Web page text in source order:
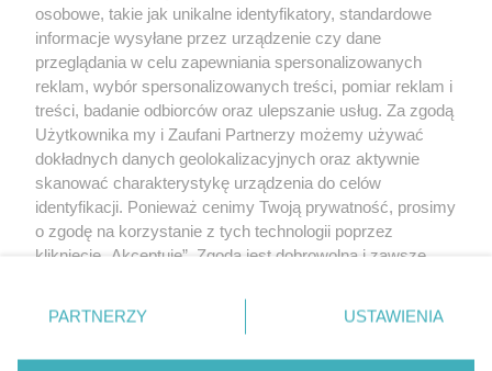
KATEGORIE
OGŁOSZENIA
WYDARZENIA
NA SKRÓTY
osobowe, takie jak unikalne identyfikatory, standardowe
informacje wysyłane przez urządzenie czy dane
przeglądania w celu zapewniania spersonalizowanych
reklam, wybór spersonalizowanych treści, pomiar reklam i
treści, badanie odbiorców oraz ulepszanie usług. Za zgodą
Użytkownika my i Zaufani Partnerzy możemy używać
dokładnych danych geolokalizacyjnych oraz aktywnie
skanować charakterystykę urządzenia do celów
identyfikacji. Ponieważ cenimy Twoją prywatność, prosimy
o zgodę na korzystanie z tych technologii poprzez
kliknięcie „Akceptuję”. Zgoda jest dobrowolna i zawsze
prywatności znajdujący się w lewym dolnym rogu strony
. Niektóre rodzaje przetwarzania danych nie wymagają
zgody użytkownika, ale masz prawo sprzeciwić się
PARTNERZY USTAWIENIA